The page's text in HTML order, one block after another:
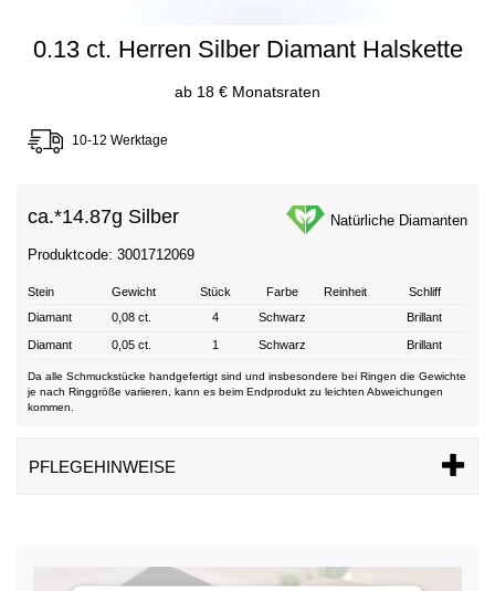
0.13 ct. Herren Silber Diamant Halskette
ab 18 € Monatsraten
10-12 Werktage
ca.*14.87g Silber Natürliche Diamanten
Produktcode: 3001712069
Stein Gewicht Stück Farbe Reinheit
Schliff
Diamant
0,08 ct. 4 Schwarz Brillant
Diamant 0,05 ct. 1 Schwarz Brillant
Da alle Schmuckstücke handgefertigt sind und insbesondere bei Ringen die Gewichte
je nach Ringgröße variieren, kann es beim Endprodukt zu leichten Abweichungen
kommen.
PFLEGEHINWEISE